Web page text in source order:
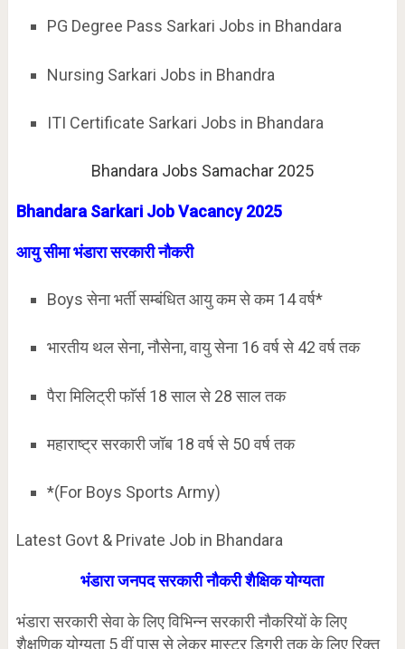
PG Degree Pass Sarkari Jobs in Bhandara
Nursing Sarkari Jobs in Bhandra
ITI Certificate Sarkari Jobs in Bhandara
Bhandara Jobs Samachar 2025
Bhandara Sarkari Job Vacancy 2025
आयु सीमा भंडारा सरकारी नौकरी
Boys सेना भर्ती सम्बंधित आयु कम से कम 14 वर्ष*
भारतीय थल सेना, नौसेना, वायु सेना 16 वर्ष से 42 वर्ष तक
पैरा मिलिट्री फाॅर्स 18 साल से 28 साल तक
महाराष्ट्र सरकारी जॉब 18 वर्ष से 50 वर्ष तक
*(For Boys Sports Army)
Latest Govt & Private Job in Bhandara
भंडारा जनपद सरकारी नौकरी शैक्षिक योग्यता
भंडारा सरकारी सेवा के लिए विभिन्न सरकारी नौकरियों के लिए
शैक्षणिक योग्यता 5 वीं पास से लेकर मास्टर डिग्री तक के लिए रिक्त